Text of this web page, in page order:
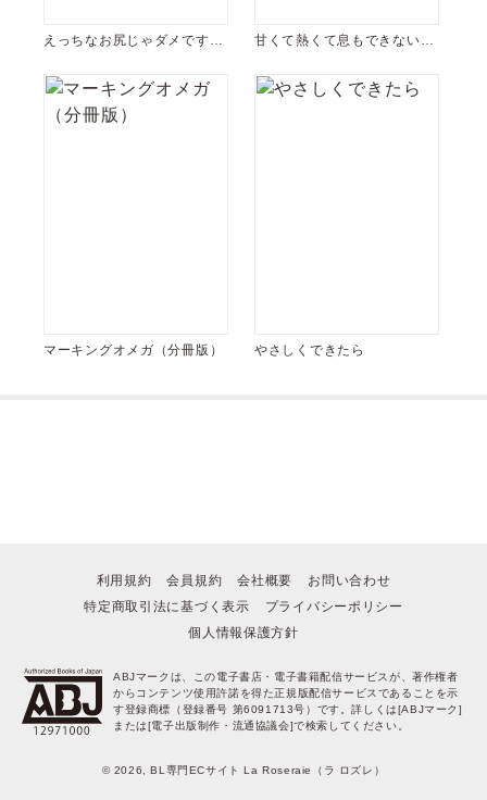
えっちなお尻じゃダメです
甘くて熱くて息もできないシ
マーキングオメガ（分冊版） やさしくできたら
利用規約 会員規約 会社概要
お問い合わせ
特定商取引法に基づく表示
プライバシーポリシー
個人情報保護方針
ABJマークは、この電子書店・電子書籍配信サービスが、著作権者
からコンテンツ使用許諾を得た正規版配信サービスであることを示
す登録商標（登録番号 第6091713号）です。詳しくは[ABJマーク]
または[電子出版制作・流通協議会]で検索してください。
© 2026, BL専門ECサイト La Roseraie（ラ ロズレ）